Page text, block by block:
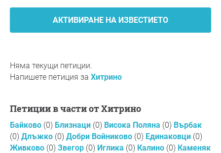
Няма текущи петиции.
Напишете петиция за Хитрино
Петиции в части от Хитрино
Байково (0) Близнаци (0) Висока Поляна (0) Върбак
(0) Длъжко (0) Добри Войниково (0) Единаковци (0)
Живково (0) Звегор (0) Иглика (0) Калино (0) Каменяк